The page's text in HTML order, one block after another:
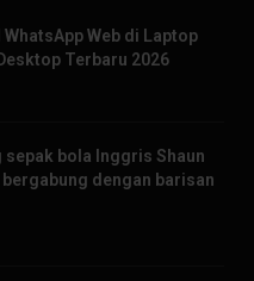
Web di Laptop
Terbaru 2026
sepak bola Inggris Shaun
dengan barisan